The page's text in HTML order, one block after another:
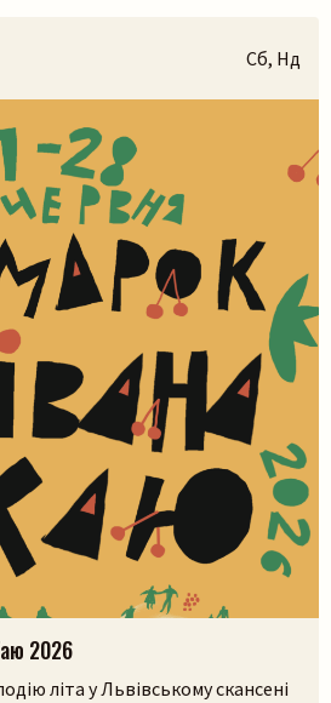
зв’язок із сакральним.
задовго до появи людини,
Сб, Нд
2026
літа у Львівському скансені